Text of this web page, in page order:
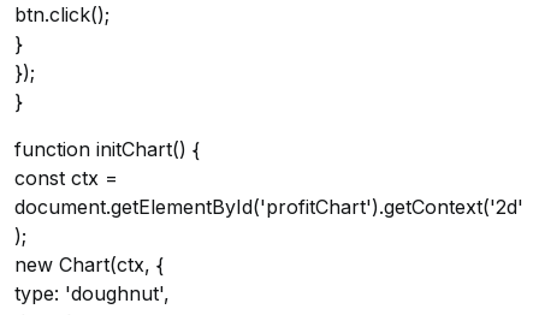
btn.click();
}
});
}
function initChart() {
const ctx =
document.getElementById('profitChart').getContext('2d'
);
new Chart(ctx, {
type: 'doughnut',